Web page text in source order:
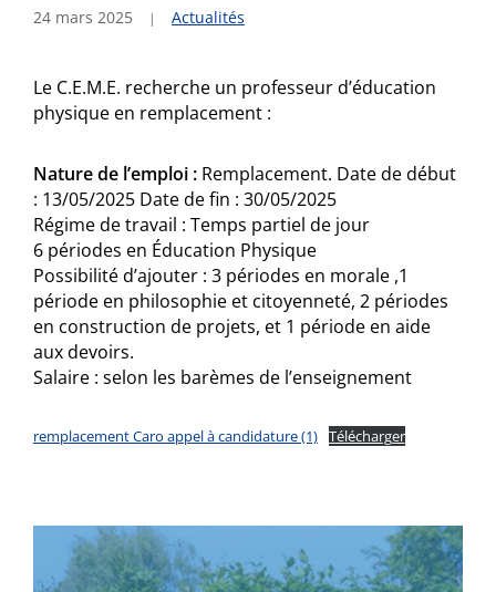
24 mars 2025 Actualités
Le C.E.M.E. recherche un professeur d’éducation
physique en remplacement :
Nature de l’emploi : Remplacement. Date de début
: 13/05/2025 Date de fin : 30/05/2025
Régime de travail : Temps partiel de jour
6 périodes en Éducation Physique
Possibilité d’ajouter : 3 périodes en morale ,1
période en philosophie et citoyenneté, 2 périodes
en construction de projets, et 1 période en aide
aux devoirs.
Salaire : selon les barèmes de l’enseignement
remplacement Caro appel à candidature (1) Télécharger